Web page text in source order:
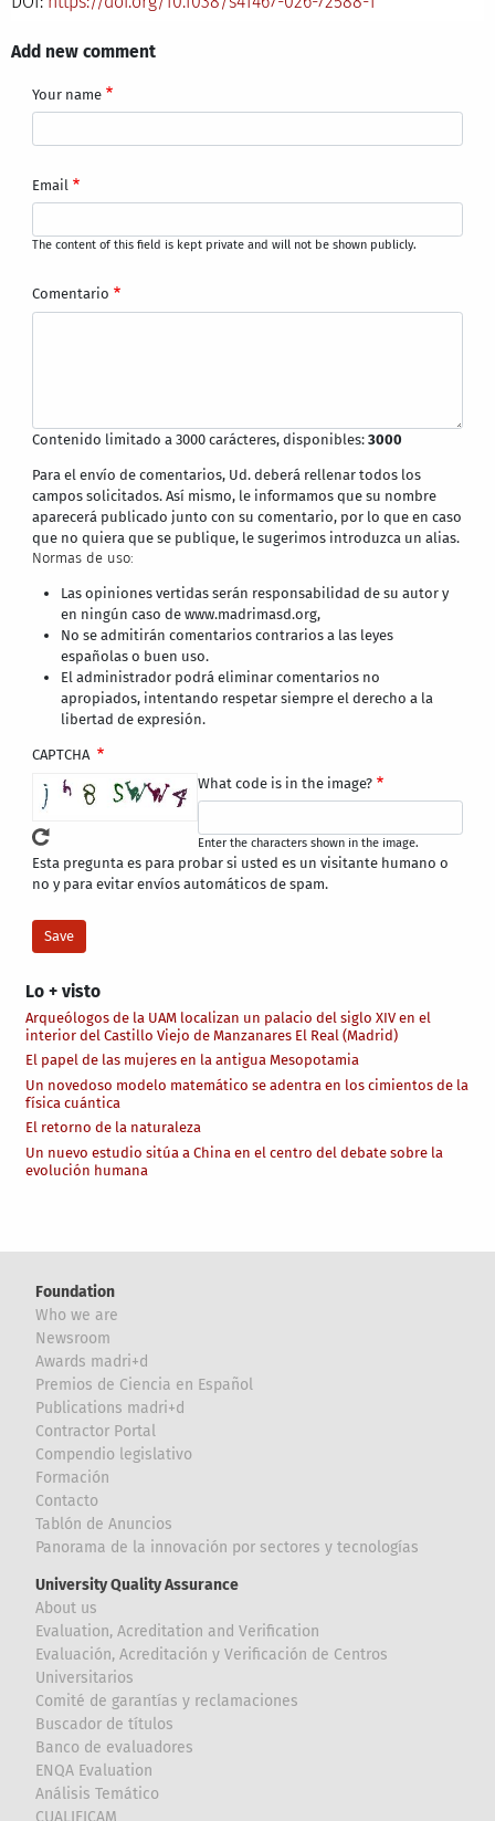
Lo + visto
Arqueólogos de la UAM localizan un palacio del siglo XIV en el
interior del Castillo Viejo de Manzanares El Real (Madrid)
El papel de las mujeres en la antigua Mesopotamia
Un novedoso modelo matemático se adentra en los cimientos de la
física cuántica
El retorno de la naturaleza
Un nuevo estudio sitúa a China en el centro del debate sobre la
evolución humana
Add new comment
Your name
Email
The content of this field is kept private and will not be shown publicly.
Comentario
Contenido limitado a 3000 carácteres, disponibles:3000
Para el envío de comentarios, Ud. deberá rellenar todos los
campos solicitados. Así mismo, le informamos que su nombre
aparecerá publicado junto con su comentario, por lo que en caso
que no quiera que se publique, le sugerimos introduzca un alias.
Normas de uso:
Las opiniones vertidas serán responsabilidad de su autor y
en ningún caso de www.madrimasd.org,
No se admitirán comentarios contrarios a las leyes
españolas o buen uso.
El administrador podrá eliminar comentarios no
apropiados, intentando respetar siempre el derecho a la
libertad de expresión.
CAPTCHA
What code is in the image?
Enter the characters shown in the image.
Esta pregunta es para probar si usted es un visitante humano o
no y para evitar envíos automáticos de spam.
Foundation
Who we are
Newsroom
Awards madri+d
Premios de Ciencia en Español
Publications madri+d
Contractor Portal
Compendio legislativo
Formación
Contacto
Tablón de Anuncios
Panorama de la innovación por sectores y tecnologías
University Quality Assurance
About us
Evaluation, Acreditation and Verification
Evaluación, Acreditación y Verificación de Centros
Universitarios
Comité de garantías y reclamaciones
Buscador de títulos
Banco de evaluadores
ENQA Evaluation
Análisis Temático
CUALIFICAM